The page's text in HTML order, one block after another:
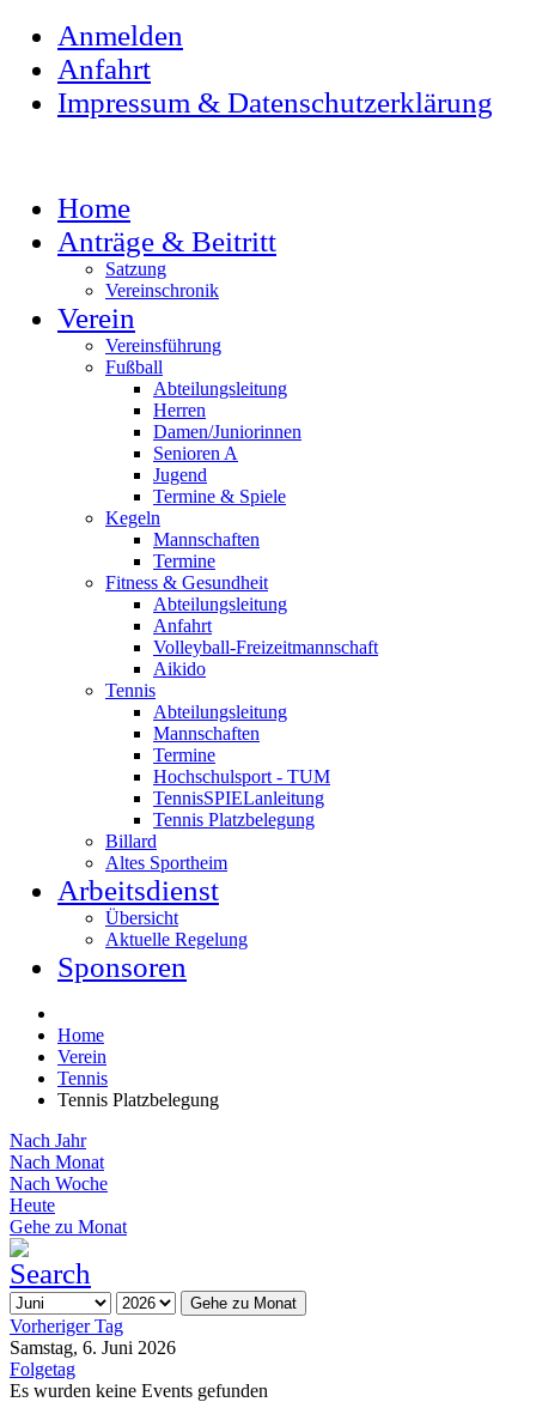
Anmelden
Anfahrt
Impressum & Datenschutzerklärung
Home
Anträge & Beitritt
Satzung
Vereinschronik
Verein
Vereinsführung
Fußball
Abteilungsleitung
Herren
Damen/Juniorinnen
Senioren A
Jugend
Termine & Spiele
Kegeln
Mannschaften
Termine
Fitness & Gesundheit
Abteilungsleitung
Anfahrt
Volleyball-Freizeitmannschaft
Aikido
Tennis
Abteilungsleitung
Mannschaften
Termine
Hochschulsport - TUM
TennisSPIELanleitung
Tennis Platzbelegung
Billard
Altes Sportheim
Arbeitsdienst
Übersicht
Aktuelle Regelung
Sponsoren
Home
Verein
Tennis
Tennis Platzbelegung
Nach Jahr
Nach Monat
Nach Woche
Heute
Gehe zu Monat
Gehe zu Monat
Vorheriger Tag
Samstag, 6. Juni 2026
Folgetag
Es wurden keine Events gefunden